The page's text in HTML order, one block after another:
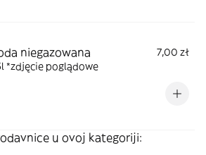
niegazowana
7,00 zł
*zdjęcie poglądowe
u ovoj kategoriji: